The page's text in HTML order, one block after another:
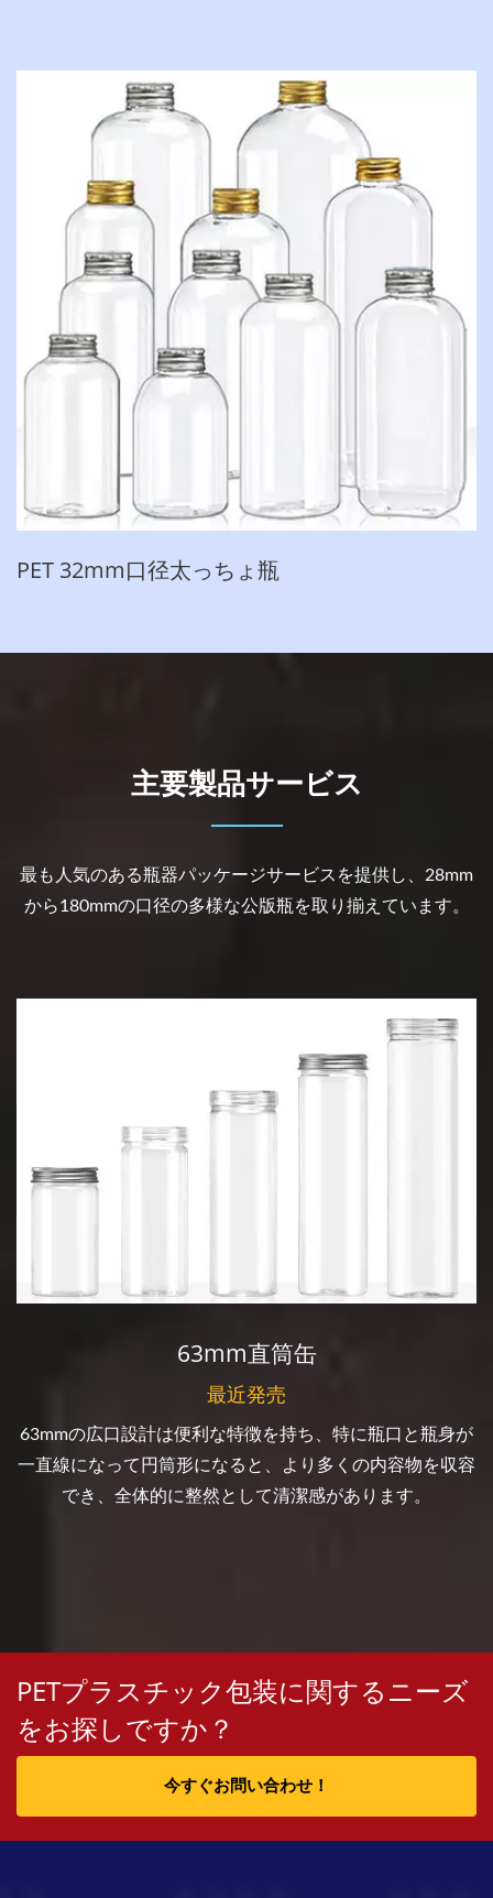
PET 32mm口径太っちょ瓶
主要製品サービス
最も人気のある瓶器パッケージサービスを提供し、28mm
から180mmの口径の多様な公版瓶を取り揃えています。
63mm直筒缶
最近発売
63mmの広口設計は便利な特徴を持ち、特に瓶口と瓶身が
一直線になって円筒形になると、より多くの内容物を収容
でき、全体的に整然として清潔感があります。
PETプラスチック包装に関するニーズ
をお探しですか？
今すぐお問い合わせ！